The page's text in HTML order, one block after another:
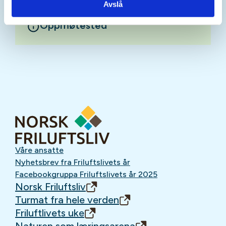
Avslå
Oppmøtested
Våre ansatte
Nyhetsbrev fra Friluftslivets år
Facebookgruppa Friluftslivets år 2025
Norsk Friluftsliv
Turmat fra hele verden
Friluftlivets uke